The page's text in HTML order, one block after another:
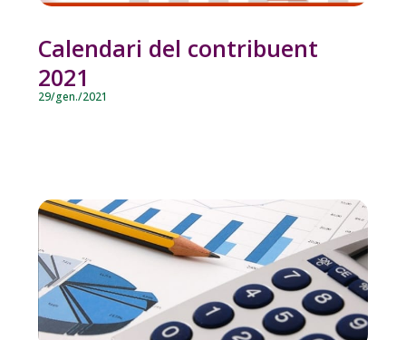
Calendari del contribuent
2021
29/gen./2021